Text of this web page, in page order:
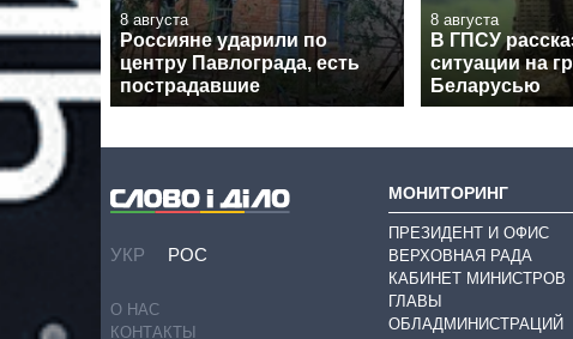
8 августа
Россияне ударили по
центру Павлограда, есть
пострадавшие
8 августа
В ГПСУ
ситуации на
Беларусью
УКР РОС
О НАС
КОНТАКТЫ
МОНИТОРИНГ
ПРЕЗИДЕНТ И ОФИС
ВЕРХОВНАЯ РАДА
КАБИНЕТ МИНИСТРОВ
ГЛАВЫ
ОБЛАДМИНИСТРАЦИЙ